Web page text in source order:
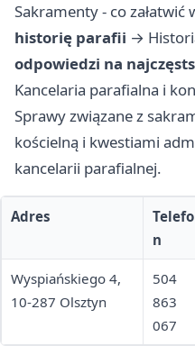
Sakramenty - co załatwić
historię parafii →
odpowiedzi na
Kancelaria parafialna i
Sprawy związane z
kościelną i kwestiami
kancelarii parafialnej.
Adres
Telefo
n
Wyspiańskiego 4,
10-287 Olsztyn
504
863
067